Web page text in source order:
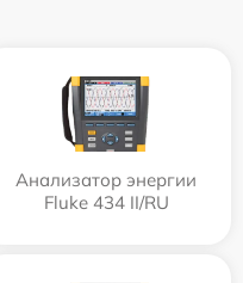
Анализатор энергии
Fluke 434 II/RU